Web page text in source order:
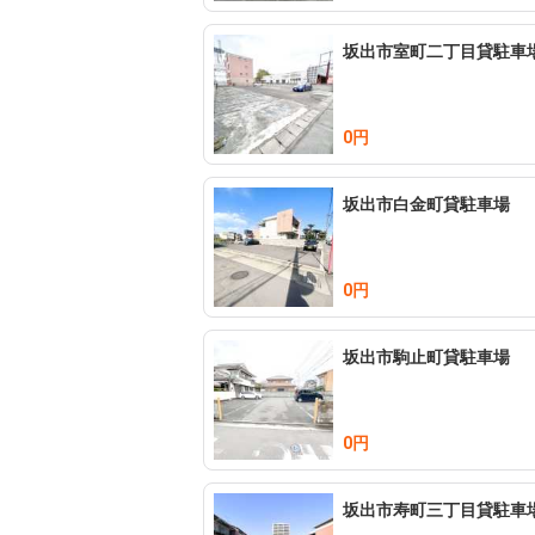
坂出市室町二丁目貸駐車
0円
坂出市白金町貸駐車場
0円
坂出市駒止町貸駐車場
0円
坂出市寿町三丁目貸駐車